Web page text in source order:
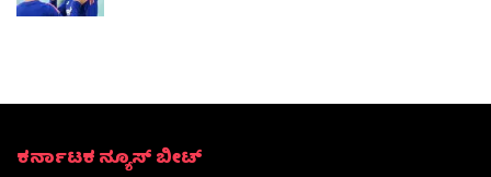
ಕರ್ನಾಟಕ ನ್ಯೂಸ್ ಬೀಟ್